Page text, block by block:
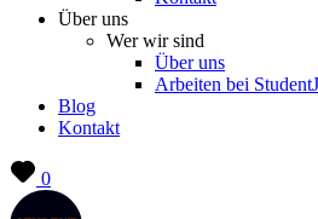
Über uns
Wer wir sind
Über uns
Arbeiten bei
Blog
Kontakt
0